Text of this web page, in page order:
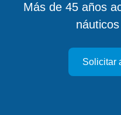
Más de 45 años
Solicitar